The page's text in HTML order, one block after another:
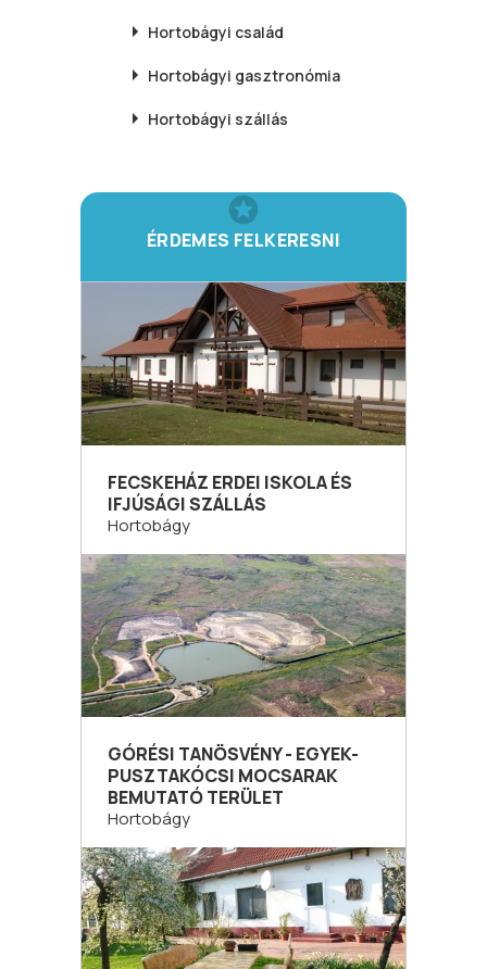
Hortobágyi család
Hortobágyi gasztronómia
Hortobágyi szállás
ÉRDEMES FELKERESNI
FECSKEHÁZ ERDEI ISKOLA ÉS
IFJÚSÁGI SZÁLLÁS
Hortobágy
GÓRÉSI TANÖSVÉNY - EGYEK-
PUSZTAKÓCSI MOCSARAK
BEMUTATÓ TERÜLET
Hortobágy